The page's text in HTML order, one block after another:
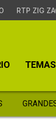
RTP ZIG
TEMAS